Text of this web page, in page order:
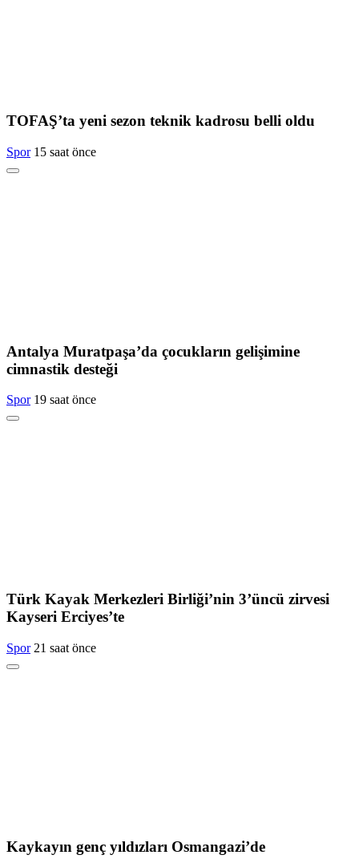
TOFAŞ’ta yeni sezon teknik kadrosu belli oldu
Spor 15 saat önce
Antalya Muratpaşa’da çocukların gelişimine
cimnastik desteği
Spor 19 saat önce
Türk Kayak Merkezleri Birliği’nin 3’üncü zirvesi
Kayseri Erciyes’te
Spor 21 saat önce
Kaykayın genç yıldızları Osmangazi’de